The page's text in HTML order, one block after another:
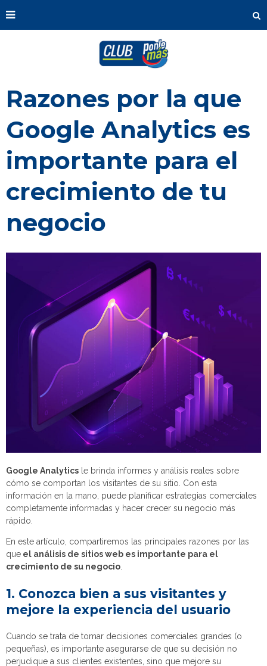
Razones por la que
Google Analytics es
importante para el
crecimiento de tu
negocio
Google Analytics le brinda informes y análisis reales sobre
cómo se comportan los visitantes de su sitio. Con esta
información en la mano, puede planificar estrategias comerciales
completamente informadas y hacer crecer su negocio más
rápido.
En este artículo, compartiremos las principales razones por las
que el análisis de sitios web es importante para el
crecimiento de su negocio
1. Conozca bien a sus visitantes y
mejore la experiencia del usuario
Cuando se trata de tomar decisiones comerciales grandes (o
pequeñas), es importante asegurarse de que su decisión no
perjudique a sus clientes existentes, sino que mejore su